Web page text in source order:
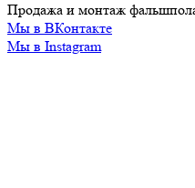
Продажа и монтаж
Мы в ВКонтакте
Мы в Instagram